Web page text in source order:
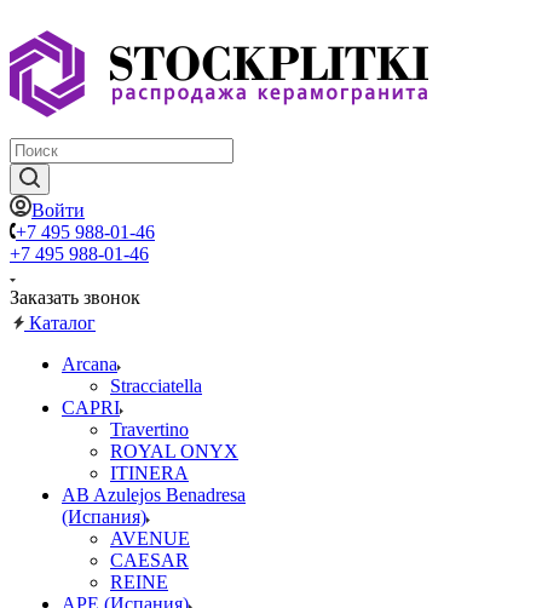
Войти
+7 495 988-01-46
+7 495 988-01-46
Заказать звонок
Каталог
Arcana
Stracciatella
CAPRI
Travertino
ROYAL ONYX
ITINERA
AB Azulejos Benadresa
(Испания)
AVENUE
CAESAR
REINE
APE (Испания)